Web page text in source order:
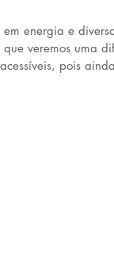
energia e
veremos uma
pois